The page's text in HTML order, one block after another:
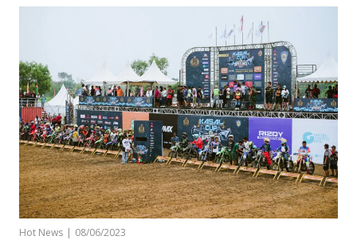
Hot News | 08/06/2023